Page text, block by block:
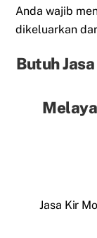
Anda wajib
dikeluarkan
Butuh
Jasa Kir